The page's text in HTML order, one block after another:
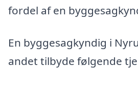
fordel af en
En byggesagkyndig i
andet tilbyde følgende